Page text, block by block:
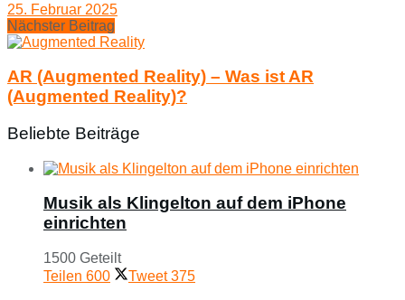
25. Februar 2025
Nächster Beitrag
AR (Augmented Reality) – Was ist AR
(Augmented Reality)?
Beliebte Beiträge
Musik als Klingelton auf dem iPhone
einrichten
1500 Geteilt
Teilen 600 Tweet 375